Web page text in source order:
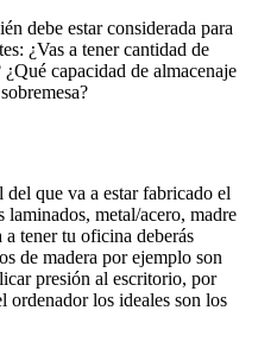
debe estar considerada para
¿Vas a tener cantidad de
capacidad de almacenaje
que va a estar fabricado el
metal/acero, madre
tener tu oficina deberás
de madera por ejemplo son
presión al escritorio, por
ordenador los ideales son los